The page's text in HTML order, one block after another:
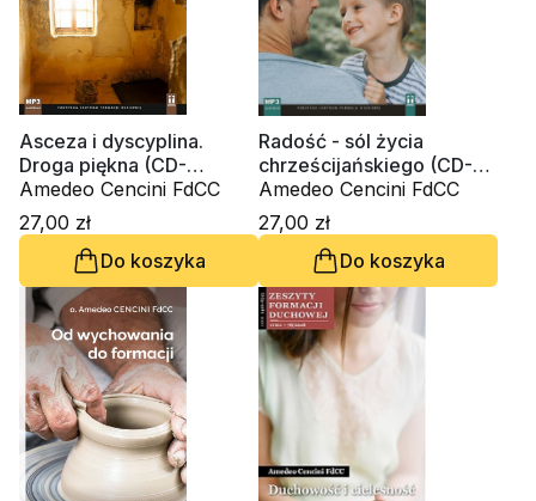
Asceza i dyscyplina.
Droga piękna (CD-
audiobook)
Amedeo Cencini FdCC
27,00 zł
Do koszyka
Radość - sól życia
chrześcijańskiego (CD-
audiobook)
Amedeo Cencini FdCC
27,00 zł
Do koszyka